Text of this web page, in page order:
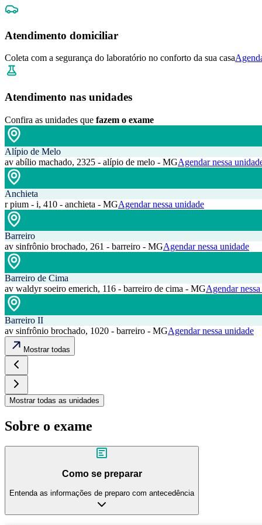
Atendimento domiciliar
Coleta com a segurança do laboratório no conforto da sua casa
Atendimento nas unidades
Confira as unidades que fazem o exame
Alípio de Melo
av abílio machado, 2325 - alípio de melo - MGAgendar nessa
Anchieta
r pium - i, 410 - anchieta - MGAgendar nessa unidade
Barreiro
av sinfrônio brochado, 261 - barreiro - MGAgendar nessa unidade
Barreiro de Cima
av waldyr soeiro emerich, 116 - barreiro de cima - MGAgendar
Barreiro II
av sinfrônio brochado, 1020 - barreiro - MGAgendar nessa unidade
Mostrar todas
Mostrar todas as unidades
Sobre o exame
Como se preparar
Entenda as informações de preparo com antecedência